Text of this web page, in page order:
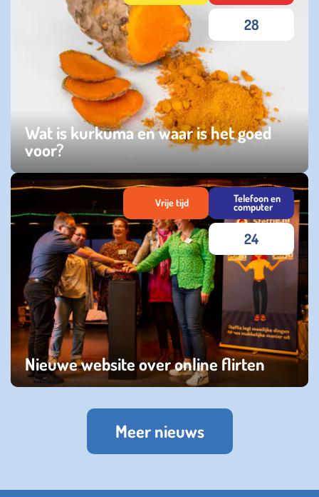
Wat is kurkuma en waar is het goed
voor?
dinsdag 05 maart 2024
28
Nieuwe website over online flirten
Vrije tijd Telefoon en
computer
24
Meer nieuws